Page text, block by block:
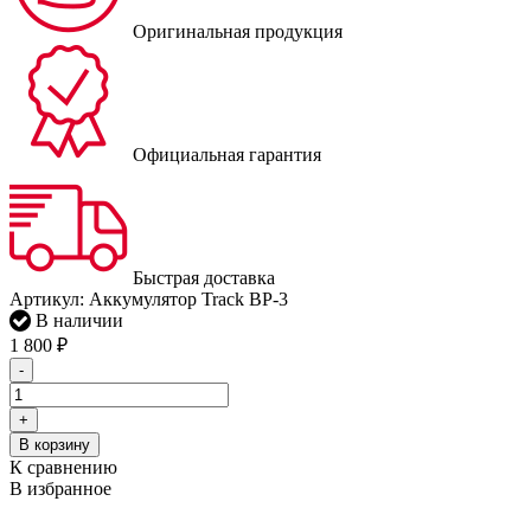
Оригинальная продукция
Официальная гарантия
Быстрая доставка
Артикул: Аккумулятор Track BP-3
В наличии
1 800 ₽
-
+
В корзину
К сравнению
В избранное